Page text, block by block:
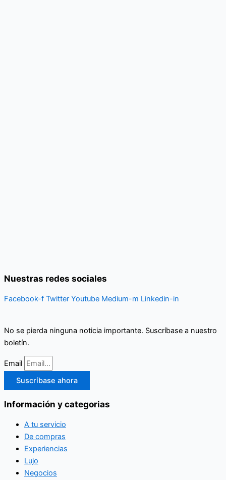
Nuestras redes sociales
Facebook-f Twitter Youtube Medium-m Linkedin-in
No se pierda ninguna noticia importante. Suscríbase a nuestro
boletín.
Email
Suscríbase ahora
Información y categorias
A tu servicio
De compras
Experiencias
Lujo
Negocios